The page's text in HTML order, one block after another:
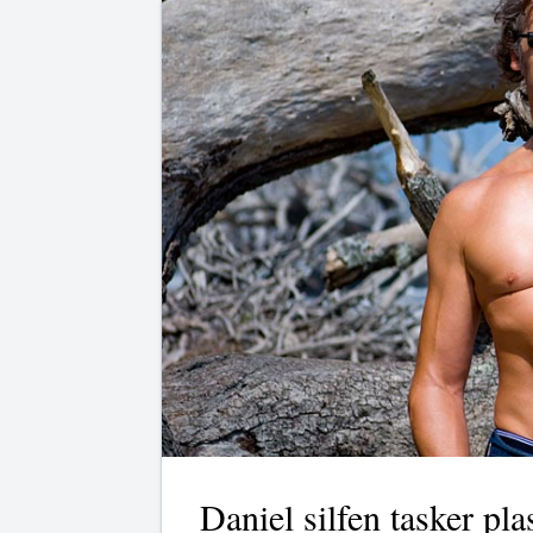
Daniel silfen tasker